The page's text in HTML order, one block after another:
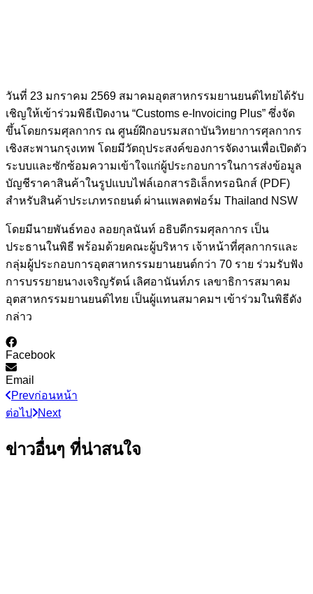
วันที่ 23 มกราคม 2569 สมาคมอุตสาหกรรมยานยนต์ไทยได้รับ
เชิญให้เข้าร่วมพิธีเปิดงาน “Customs e-Invoicing Plus” ซึ่งจัด
ขึ้นโดยกรมศุลกากร ณ ศูนย์ฝึกอบรมสถาบันวิทยาการศุลกากร
เชิงสะพานกรุงเทพ โดยมีวัตถุประสงค์ของการจัดงานเพื่อเปิดตัว
ระบบและซักซ้อมความเข้าใจแก่ผู้ประกอบการในการส่งข้อมูล
บัญชีราคาสินค้าในรูปแบบไฟล์เอกสารอิเล็กทรอนิกส์ (PDF)
สำหรับสินค้าประเภทรถยนต์ ผ่านแพลตฟอร์ม Thailand NSW
โดยมีนายพันธ์ทอง ลอยกุลนันท์ อธิบดีกรมศุลกากร เป็น
ประธานในพิธี พร้อมด้วยคณะผู้บริหาร เจ้าหน้าที่ศุลกากรและ
กลุ่มผู้ประกอบการอุตสาหกรรมยานยนต์กว่า 70 ราย ร่วมรับฟัง
การบรรยายนางเจริญรัตน์ เลิศอานันท์ภร เลขาธิการสมาคม
อุตสาหกรรมยานยนต์ไทย เป็นผู้แทนสมาคมฯ เข้าร่วมในพิธีดัง
กล่าว
Facebook
Email
Prevก่อนหน้า
ต่อไป
Next
ข่าวอื่นๆ ที่น่าสนใจ